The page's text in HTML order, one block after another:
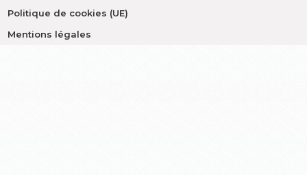
Politique de cookies (UE)
Mentions légales